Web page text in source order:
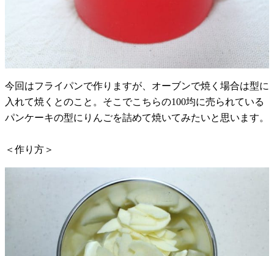
今回はフライパンで作りますが、オーブンで焼く場合は型に
入れて焼くとのこと。そこでこちらの100均に売られている
パンケーキの型にりんごを詰めて焼いてみたいと思います。
＜作り方＞